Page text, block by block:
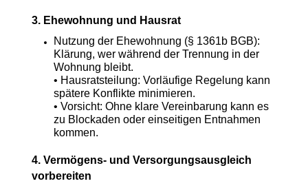
3. Ehewohnung und Hausrat
Nutzung der Ehewohnung (§ 1361b BGB):
Klärung, wer während der Trennung in der
Wohnung bleibt.
• Hausratsteilung: Vorläufige Regelung kann
spätere Konflikte minimieren.
• Vorsicht: Ohne klare Vereinbarung kann es
zu Blockaden oder einseitigen Entnahmen
kommen.
4. Vermögens- und Versorgungsausgleich
vorbereiten